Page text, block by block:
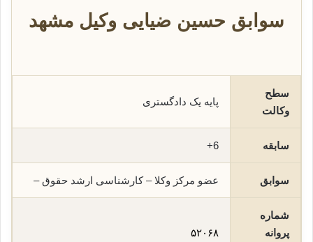
سوابق حسین ضیایی وکیل مشهد
سطح
وکالت
پایه یک دادگستری
سابقه 6+
سوابق عضو مرکز وکلا – کارشناسی ارشد حقوق –
شماره
پروانه
۵۲۰۶۸